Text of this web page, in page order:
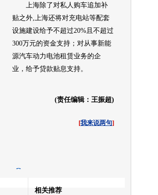
上海除了对私人购车追加补
贴之外,上海还将对充电站等配套
设施建设给予不超过20%且不超过
300万元的资金支持；对从事新能
源汽车动力电池租赁业务的企
业，给予贷款贴息支持。
(责任编辑：王振超)
[我来说两句]
相关推荐